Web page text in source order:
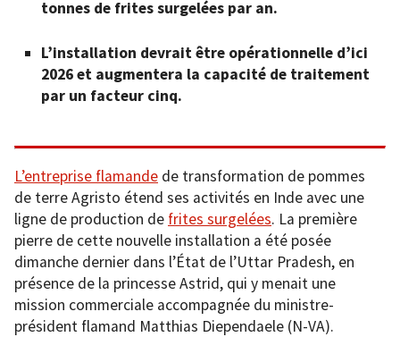
tonnes de frites surgelées par an.
L’installation devrait être opérationnelle d’ici
2026 et augmentera la capacité de traitement
par un facteur cinq.
L’entreprise flamande de transformation de pommes
de terre Agristo étend ses activités en Inde avec une
ligne de production de frites surgelées. La première
pierre de cette nouvelle installation a été posée
dimanche dernier dans l’État de l’Uttar Pradesh, en
présence de la princesse Astrid, qui y menait une
mission commerciale accompagnée du ministre-
président flamand Matthias Diependaele (N-VA).